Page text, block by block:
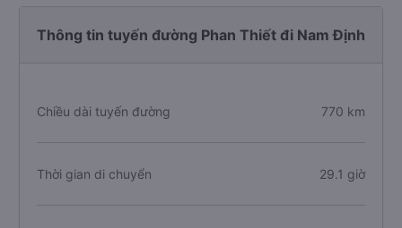
Thông tin tuyến đường Phan Thiết đi Nam Định
Chiều dài tuyến đường 770 km
Thời gian di chuyển 29.1 giờ